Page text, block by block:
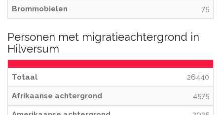
Brommobielen 75
Personen met migratieachtergrond in
Hilversum
Totaal 26440
Afrikaanse achtergrond 4575